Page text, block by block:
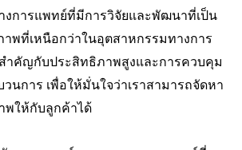
งการแพทย์ที่มีการวิจัยและพัฒนาที่เป็น
พที่เหนือกว่าในอุตสาหกรรมทางการ
ำคัญกับประสิทธิภาพสูงและการควบคุม
นการ เพื่อให้มั่นใจว่าเราสามารถจัดหา
ให้กับลูกค้าได้